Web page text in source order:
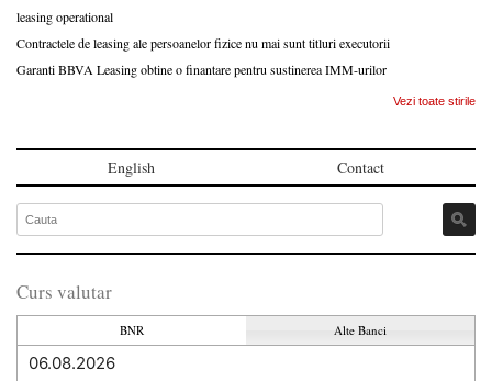
leasing operational
Contractele de leasing ale persoanelor fizice nu mai sunt titluri executorii
Garanti BBVA Leasing obtine o finantare pentru sustinerea IMM-urilor
Vezi toate stirile
English Contact
Curs valutar
BNR Alte Banci
06.08.2026